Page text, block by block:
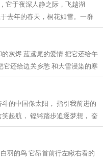
它于夜深人静之际，飞越湖
去年的春天，桐花如雪。一群
灰烬 蓝鸢尾的爱情 把它还给午
它还给边关乡愁 和大雪浸染的寒
的中国像太阳， 指引我前进的
起航， 铿锵踏步追逐梦想， 奋
羽的鸟 它昂首前行左瞅右看的